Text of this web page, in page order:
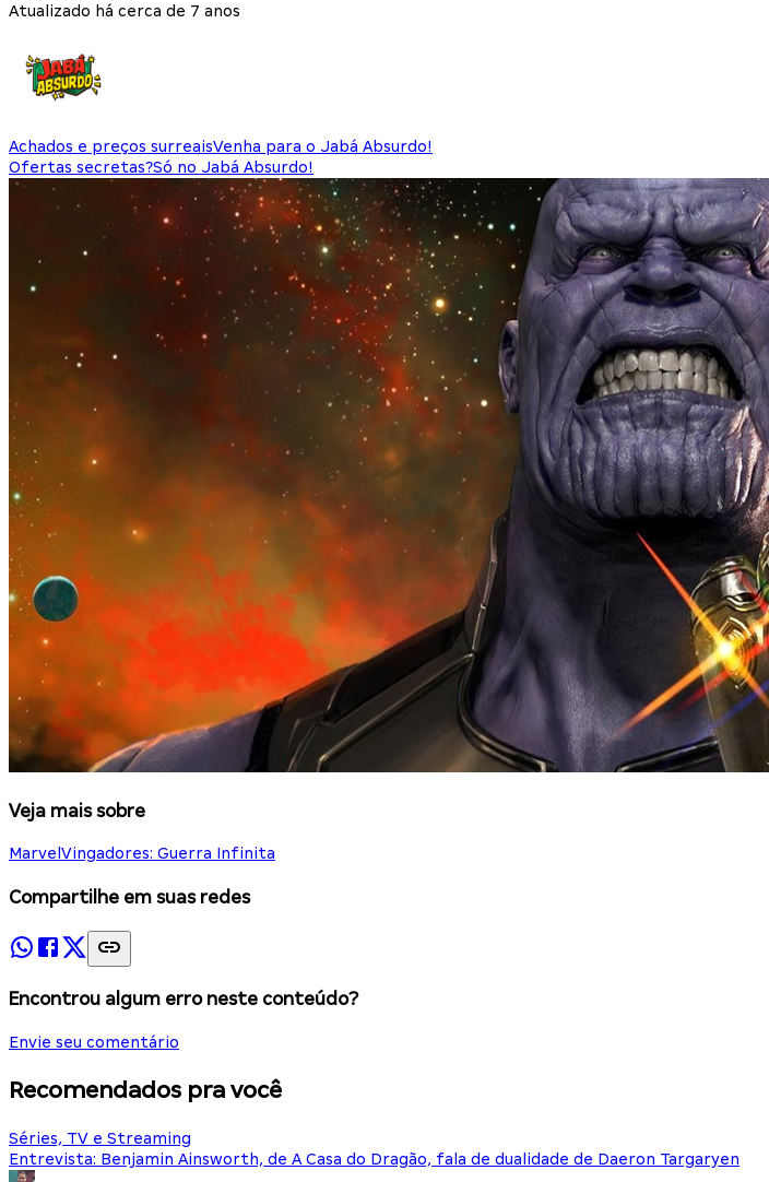
Atualizado há cerca de 7 anos
Achados e preços surreaisVenha para o Jabá Absurdo!
Ofertas secretas?Só no Jabá Absurdo!
Veja mais sobre
Marvel Vingadores: Guerra Infinita
Compartilhe em suas redes
Encontrou algum erro neste conteúdo?
Envie seu comentário
Recomendados pra você
Séries, TV e Streaming
Entrevista: Benjamin Ainsworth, de A Casa do Dragão, fala de dualidade de Daeron Targaryen